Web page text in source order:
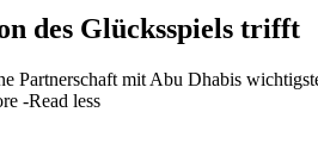
des Glücksspiels trifft
Partnerschaft mit Abu Dhabis
-Read less